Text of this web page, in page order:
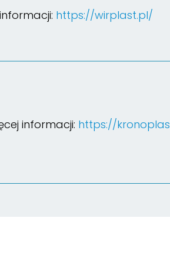
https://wirplast.pl/
informacji: https://